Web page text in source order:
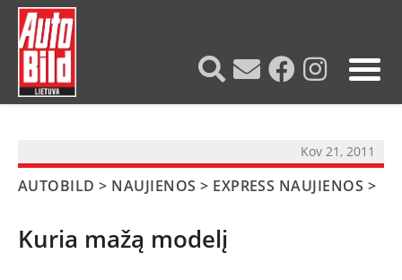
Kov 21, 2011
AUTOBILD > NAUJIENOS > EXPRESS NAUJIENOS >
Kuria mažą modelį